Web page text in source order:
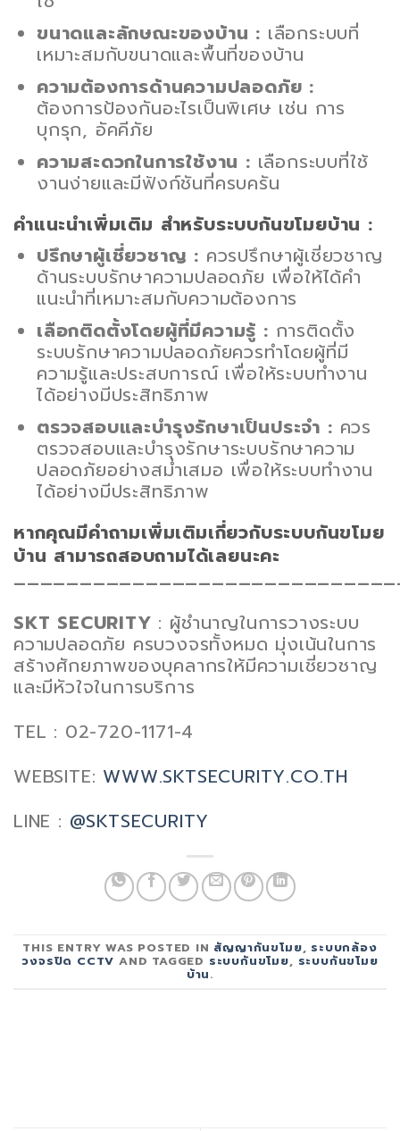
ขนาดและลักษณะของบ้าน : เลือกระบบที่
เหมาะสมกับขนาดและพื้นที่ของบ้าน
ความต้องการด้านความปลอดภัย :
ต้องการป้องกันอะไรเป็นพิเศษ เช่น การ
บุกรุก, อัคคีภัย
ความสะดวกในการใช้งาน : เลือกระบบที่ใช้
งานง่ายและมีฟังก์ชันที่ครบครัน
คำแนะนำเพิ่มเติม สำหรับระบบกันขโมยบ้าน :
ปรึกษาผู้เชี่ยวชาญ : ควรปรึกษาผู้เชี่ยวชาญ
ด้านระบบรักษาความปลอดภัย เพื่อให้ได้คำ
แนะนำที่เหมาะสมกับความต้องการ
เลือกติดตั้งโดยผู้ที่มีความรู้ : การติดตั้ง
ระบบรักษาความปลอดภัยควรทำโดยผู้ที่มี
ความรู้และประสบการณ์ เพื่อให้ระบบทำงาน
ได้อย่างมีประสิทธิภาพ
ตรวจสอบและบำรุงรักษาเป็นประจำ : ควร
ตรวจสอบและบำรุงรักษาระบบรักษาความ
ปลอดภัยอย่างสม่ำเสมอ เพื่อให้ระบบทำงาน
ได้อย่างมีประสิทธิภาพ
หากคุณมีคำถามเพิ่มเติมเกี่ยวกับระบบกันขโมย
บ้าน สามารถสอบถามได้เลยนะคะ
SKT SECURITY : ผู้ชำนาญในการวางระบบ
ความปลอดภัย ครบวงจรทั้งหมด มุ่งเน้นในการ
สร้างศักยภาพของบุคลากรให้มีความเชี่ยวชาญ
และมีหัวใจในการบริการ
TEL : 02-720-1171-4
WEBSITE: WWW.SKTSECURITY.CO.TH
LINE : @SKTSECURITY
THIS ENTRY WAS POSTED IN สัญญากันขโมย, ระบบกล้อง
วงจรปิด CCTV AND TAGGED ระบบกันขโมย, ระบบกันขโมย
บ้าน.